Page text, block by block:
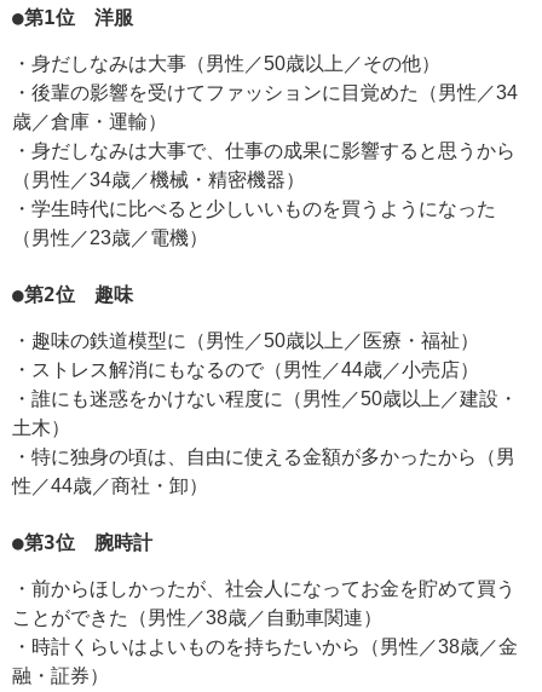
●第1位 洋服
・身だしなみは大事（男性／50歳以上／その他）
・後輩の影響を受けてファッションに目覚めた（男性／34
歳／倉庫・運輸）
・身だしなみは大事で、仕事の成果に影響すると思うから
（男性／34歳／機械・精密機器）
・学生時代に比べると少しいいものを買うようになった
（男性／23歳／電機）
●第2位 趣味
・趣味の鉄道模型に（男性／50歳以上／医療・福祉）
・ストレス解消にもなるので（男性／44歳／小売店）
・誰にも迷惑をかけない程度に（男性／50歳以上／建設・
土木）
・特に独身の頃は、自由に使える金額が多かったから（男
性／44歳／商社・卸）
●第3位 腕時計
・前からほしかったが、社会人になってお金を貯めて買う
ことができた（男性／38歳／自動車関連）
・時計くらいはよいものを持ちたいから（男性／38歳／金
融・証券）